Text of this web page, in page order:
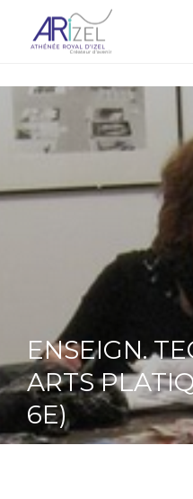
ENSEIGN.
ARTS
6E)